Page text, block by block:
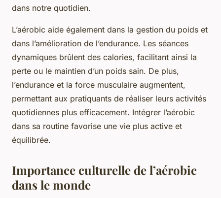
dans notre quotidien.
L’aérobic aide également dans la gestion du poids et
dans l’amélioration de l’endurance. Les séances
dynamiques brûlent des calories, facilitant ainsi la
perte ou le maintien d’un poids sain. De plus,
l’endurance et la force musculaire augmentent,
permettant aux pratiquants de réaliser leurs activités
quotidiennes plus efficacement. Intégrer l’aérobic
dans sa routine favorise une vie plus active et
équilibrée.
Importance culturelle de l’aérobic
dans le monde